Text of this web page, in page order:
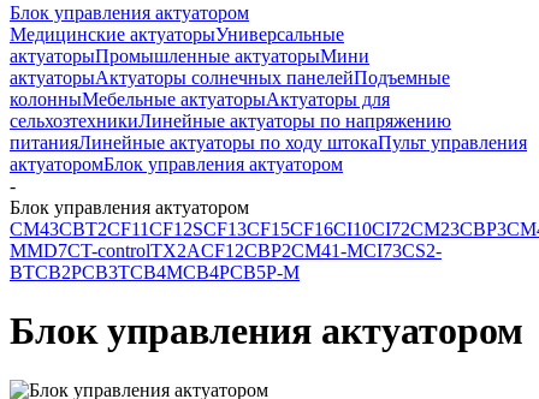
Блок управления актуатором
Медицинские актуаторыУниверсальные
актуаторыПромышленные актуаторыМини
актуаторыАктуаторы солнечных панелейПодъемные
колонныМебельные актуаторыАктуаторы для
сельхозтехникиЛинейные актуаторы по напряжению
питанияЛинейные актуаторы по ходу штокаПульт управления
актуаторомБлок управления актуатором
-
Блок управления актуатором
CM43CBT2CF11CF12SCF13CF15CF16CI10CI72CM23CBP3
MMD7CT-controlTX2ACF12CBP2CM41-MCI73CS2-
BTCB2PCB3TCB4MCB4PCB5P-M
Блок управления актуатором